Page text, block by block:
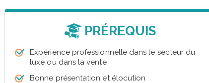
PRÉREQUIS
Expérience professionnelle dans le secteur du
luxe ou dans la vente
Bonne présentation et élocution